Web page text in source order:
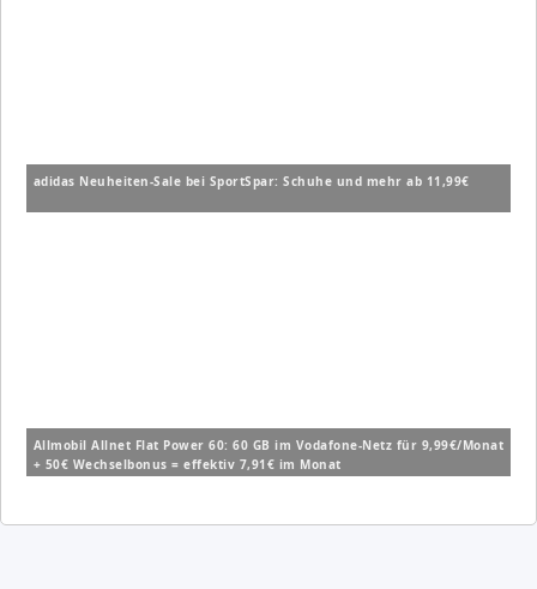
adidas Neuheiten-Sale bei SportSpar: Schuhe und mehr ab 11,99€
Allmobil Allnet Flat Power 60: 60 GB im Vodafone-Netz für 9,99€/Monat
+ 50€ Wechselbonus = effektiv 7,91€ im Monat